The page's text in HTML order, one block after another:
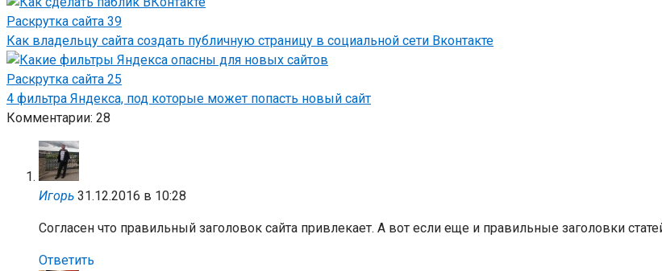
Раскрутка сайта 39
Как владельцу сайта создать публичную страницу в социальной сети Вконтакте
Раскрутка сайта 25
4 фильтра Яндекса, под которые может попасть новый сайт
Комментарии: 28
Игорь 31.12.2016 в 10:28
Согласен что правильный заголовок сайта привлекает. А вот если еще и правильные заголовки
Ответить